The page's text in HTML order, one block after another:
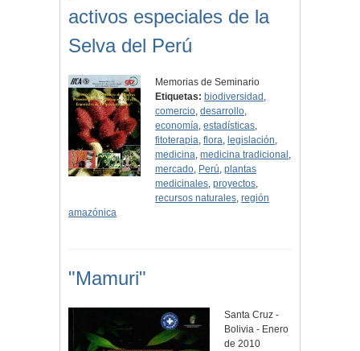
activos especiales de la
Selva del Perú
Memorias de Seminario
Etiquetas: biodiversidad ,
comercio,desarrollo,
economía,estadísticas,
fitoterapia,flora, legislación,
medicina,medicina tradicional ,
mercado, Perú,plantas
medicinales,proyectos,
recursos naturales,región
amazónica
"Mamuri"
Santa Cruz -
Bolivia - Enero
de 2010